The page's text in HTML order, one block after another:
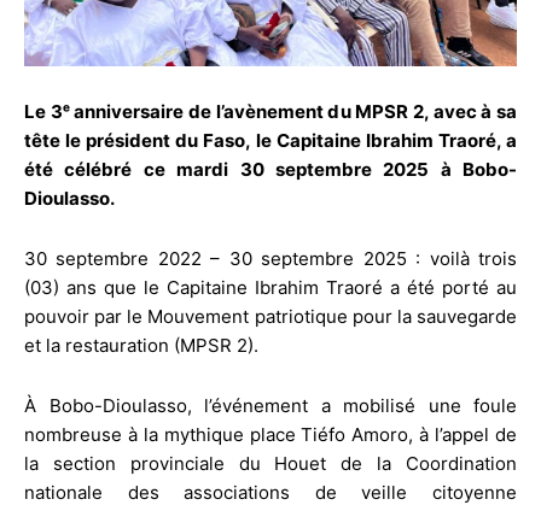
Le 3ᵉ anniversaire de l’avènement du MPSR 2, avec à sa
tête le président du Faso, le Capitaine Ibrahim Traoré, a
été célébré ce mardi 30 septembre 2025 à Bobo-
Dioulasso.
30 septembre 2022 – 30 septembre 2025 : voilà trois
(03) ans que le Capitaine Ibrahim Traoré a été porté au
pouvoir par le Mouvement patriotique pour la sauvegarde
et la restauration (MPSR 2).
À Bobo-Dioulasso, l’événement a mobilisé une foule
nombreuse à la mythique place Tiéfo Amoro, à l’appel de
la section provinciale du Houet de la Coordination
nationale des associations de veille citoyenne